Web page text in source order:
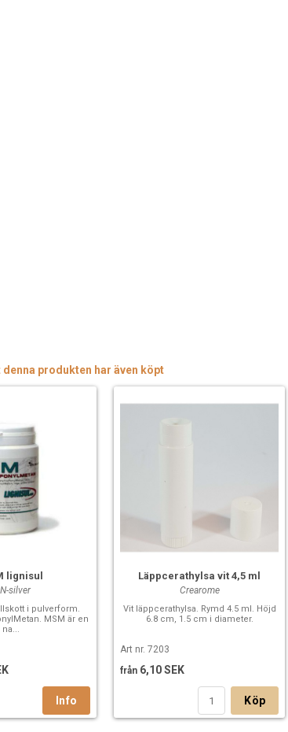
denna produkten har även köpt
lignisul
silver
i pulverform.
MSM är en
na...
Läppcerathylsa vit 4,5 ml
Crearome
Vit läppcerathylsa. Rymd 4.5 ml. Höjd
6.8 cm, 1.5 cm i diameter.
Art nr. 7203
från 6,10 SEK
Köp